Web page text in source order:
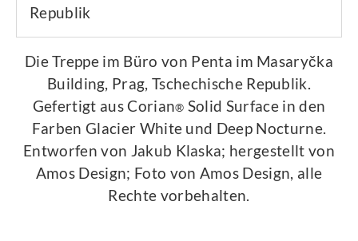
Die Treppe im Büro von Penta im Masaryčka
Building, Prag, Tschechische Republik.
Gefertigt aus Corian® Solid Surface in den
Farben Glacier White und Deep Nocturne.
Entworfen von Jakub Klaska; hergestellt von
Amos Design; Foto von Amos Design, alle
Rechte vorbehalten.